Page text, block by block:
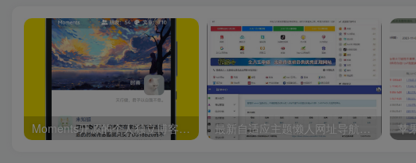
Moments开源的个人独立博客社交源码 最新自适应主题懒人网址导航php源码自适应各终端懒人网址导航源码